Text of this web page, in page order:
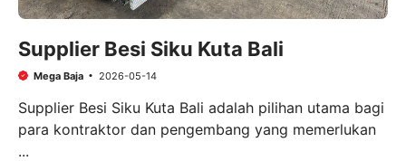
Supplier Besi Siku Kuta Bali
Mega Baja 2026-05-14
Supplier Besi Siku Kuta Bali adalah pilihan utama bagi
para kontraktor dan pengembang yang memerlukan
...